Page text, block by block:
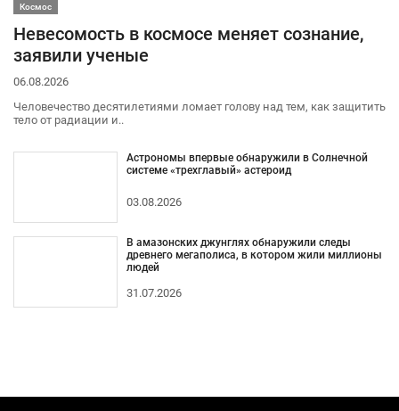
Космос
Невесомость в космосе меняет сознание,
заявили ученые
06.08.2026
Человечество десятилетиями ломает голову над тем, как защитить
тело от радиации и..
Астрономы впервые обнаружили в Солнечной
системе «трехглавый» астероид
03.08.2026
В амазонских джунглях обнаружили следы
древнего мегаполиса, в котором жили миллионы
людей
31.07.2026